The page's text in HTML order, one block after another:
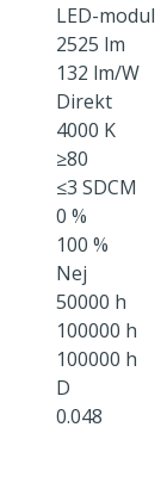
LED-modul
2525 lm
132 lm/W
Direkt
4000 K
≥80
≤3 SDCM
0 %
100 %
Nej
50000 h
100000 h
100000 h
D
0.048